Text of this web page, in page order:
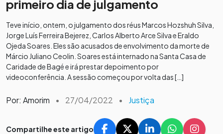
primeiro dia de julgamento
Teve início, ontem, o julgamento dos réus Marcos Hozshuh Silva,
Jorge Luís Ferreira Bejerez, Carlos Alberto Arce Silva e Eraldo
Ojeda Soares. Eles são acusados de envolvimento da morte de
Márcio Juliano Ceolin. Soares está internado na Santa Casa de
Caridade de Bagé e irá prestar depoimento por
videoconferência. A sessão começou por volta das […]
Por: Amorim • 27/04/2022 • Justiça
Compartilhe este artigo